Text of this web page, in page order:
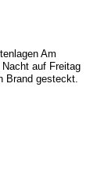
Am
auf Freitag
Brand gesteckt.